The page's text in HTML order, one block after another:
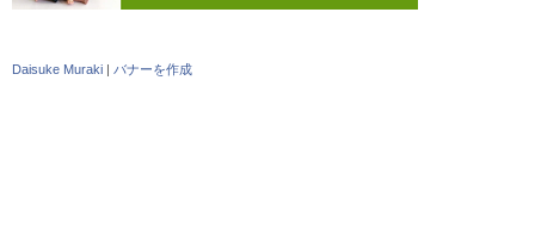
Daisuke Muraki | バナーを作成